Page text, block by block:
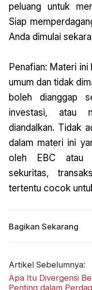
peluang untuk
Siap
Anda dimulai
Penafian: Materi
umum dan tidak
boleh dianggap
investasi, atau
diandalkan. Tidak
dalam materi ini
oleh EBC atau
sekuritas,
tertentu cocok
Bagikan Sekarang
Artikel Sebelumnya:
Apa Itu Divergensi
Penting dalam